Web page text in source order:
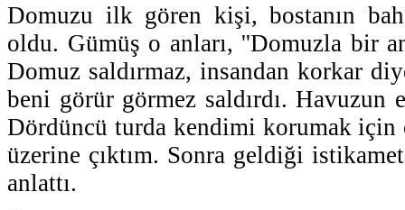
Domuzu ilk gören kişi, bostanın
oldu. Gümüş o anları, ''Domuzla bir
Domuz saldırmaz, insandan korkar
beni görür görmez saldırdı. Havuzun
Dördüncü turda kendimi korumak için
üzerine çıktım. Sonra geldiği
anlattı.